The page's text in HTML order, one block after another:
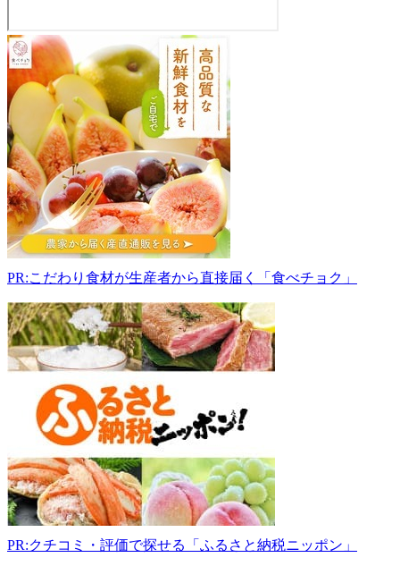
ふ
る
さ
と
た
ま
ご
村
直
売
所
2
店
610-
0121
京
都
府
田
大
川
原
28-
1
PR:こだわり食材が生産者から直接届く「食べチョク」
PR:クチコミ・評価で探せる「ふるさと納税ニッポン」